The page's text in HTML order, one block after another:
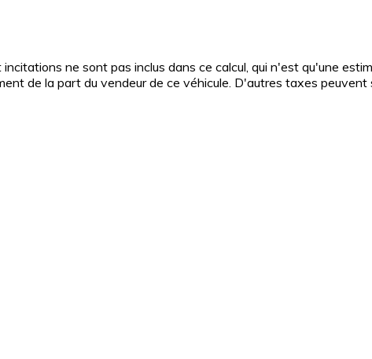
ne sont pas inclus dans ce calcul, qui n'est qu'une
de la part du vendeur de ce véhicule. D'autres taxes peuvent